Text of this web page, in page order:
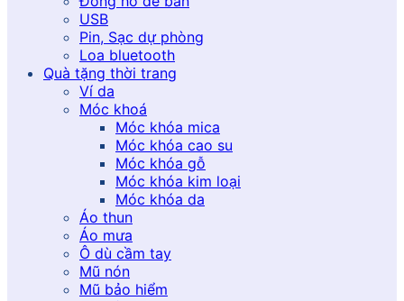
USB
Pin, Sạc dự phòng
Loa bluetooth
Quà tặng thời trang
Ví da
Móc khoá
Móc khóa mica
Móc khóa cao su
Móc khóa gỗ
Móc khóa kim loại
Móc khóa da
Áo thun
Áo mưa
Ô dù cầm tay
Mũ nón
Mũ bảo hiểm